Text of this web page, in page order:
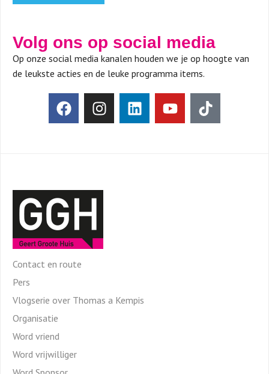
Volg ons op social media
Op onze social media kanalen houden we je op hoogte van
de leukste acties en de leuke programma items.
Contact en route
Pers
Vlogserie over Thomas a Kempis
Organisatie
Word vriend
Word vrijwilliger